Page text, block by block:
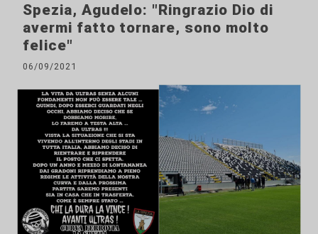
Spezia, Agudelo: "Ringrazio Dio di
avermi fatto tornare, sono molto
felice"
06/09/2021